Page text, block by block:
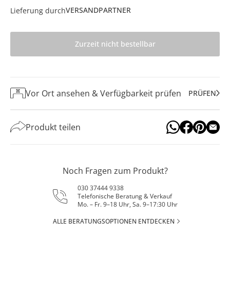
Lieferung durchVERSANDPARTNER
Zurzeit nicht bestellbar
Vor Ort ansehen & Verfügbarkeit prüfen PRÜFEN
Produkt teilen
Noch Fragen zum Produkt?
030 37444 9338
Telefonische Beratung & Verkauf
Mo. – Fr. 9–18 Uhr, Sa. 9–17:30 Uhr
ALLE BERATUNGSOPTIONEN ENTDECKEN